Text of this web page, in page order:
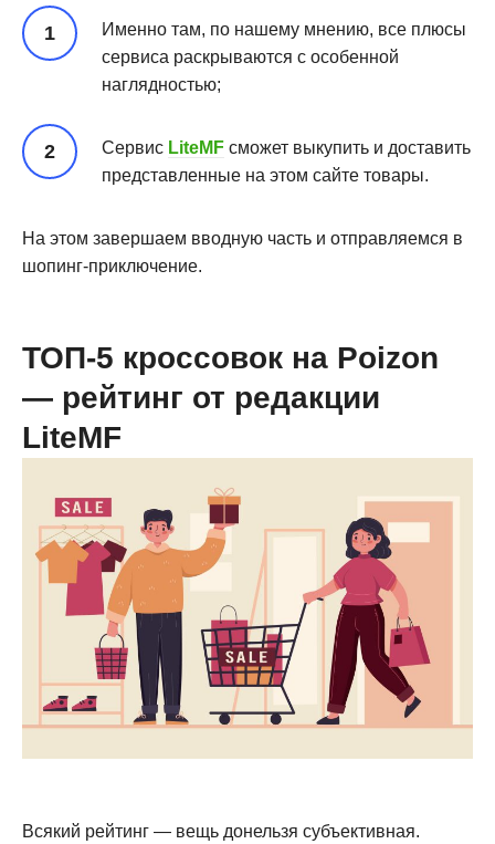
Именно там, по нашему мнению, все плюсы
сервиса раскрываются с особенной
наглядностью;
Сервис LiteMF сможет выкупить и доставить
представленные на этом сайте товары.
На этом завершаем вводную часть и отправляемся в
шопинг-приключение.
ТОП-5 кроссовок на Poizon
— рейтинг от редакции
LiteMF
Всякий рейтинг — вещь донельзя субъективная.